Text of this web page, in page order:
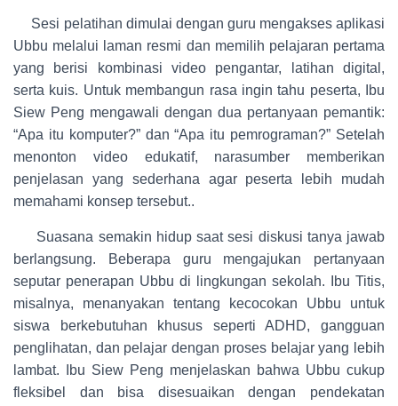
Sesi pelatihan dimulai dengan guru mengakses aplikasi
Ubbu melalui laman resmi dan memilih pelajaran pertama
yang berisi kombinasi video pengantar, latihan digital,
serta kuis. Untuk membangun rasa ingin tahu peserta, Ibu
Siew Peng mengawali dengan dua pertanyaan pemantik:
“Apa itu komputer?” dan “Apa itu pemrograman?” Setelah
menonton video edukatif, narasumber memberikan
penjelasan yang sederhana agar peserta lebih mudah
memahami konsep tersebut..
Suasana semakin hidup saat sesi diskusi tanya jawab
berlangsung. Beberapa guru mengajukan pertanyaan
seputar penerapan Ubbu di lingkungan sekolah. Ibu Titis,
misalnya, menanyakan tentang kecocokan Ubbu untuk
siswa berkebutuhan khusus seperti ADHD, gangguan
penglihatan, dan pelajar dengan proses belajar yang lebih
lambat. Ibu Siew Peng menjelaskan bahwa Ubbu cukup
fleksibel dan bisa disesuaikan dengan pendekatan